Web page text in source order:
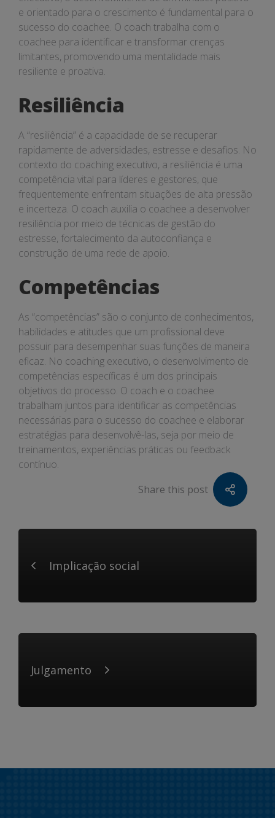
e orientado para o crescimento é fundamental para o
sucesso do coachee. O coach trabalha com o
coachee para identificar e transformar crenças
limitantes, promovendo uma mentalidade mais
resiliente e proativa.
Resiliência
A “resiliência” é a capacidade de se recuperar
rapidamente de adversidades, estresse e desafios. No
contexto do coaching executivo, a resiliência é uma
competência vital para líderes e gestores, que
frequentemente enfrentam situações de alta pressão
e incerteza. O coach auxilia o coachee a desenvolver
resiliência por meio de técnicas de gestão do
estresse, fortalecimento da autoconfiança e
construção de uma rede de apoio.
Competências
As “competências” são o conjunto de conhecimentos,
habilidades e atitudes que um profissional deve
possuir para desempenhar suas funções de maneira
eficaz. No coaching executivo, o desenvolvimento de
competências específicas é um dos principais
objetivos do processo. O coach e o coachee
trabalham juntos para identificar as competências
necessárias para o sucesso do coachee e elaborar
estratégias para desenvolvê-las, seja por meio de
treinamentos, experiências práticas ou feedback
contínuo.
Share this post
Implicação social
Julgamento